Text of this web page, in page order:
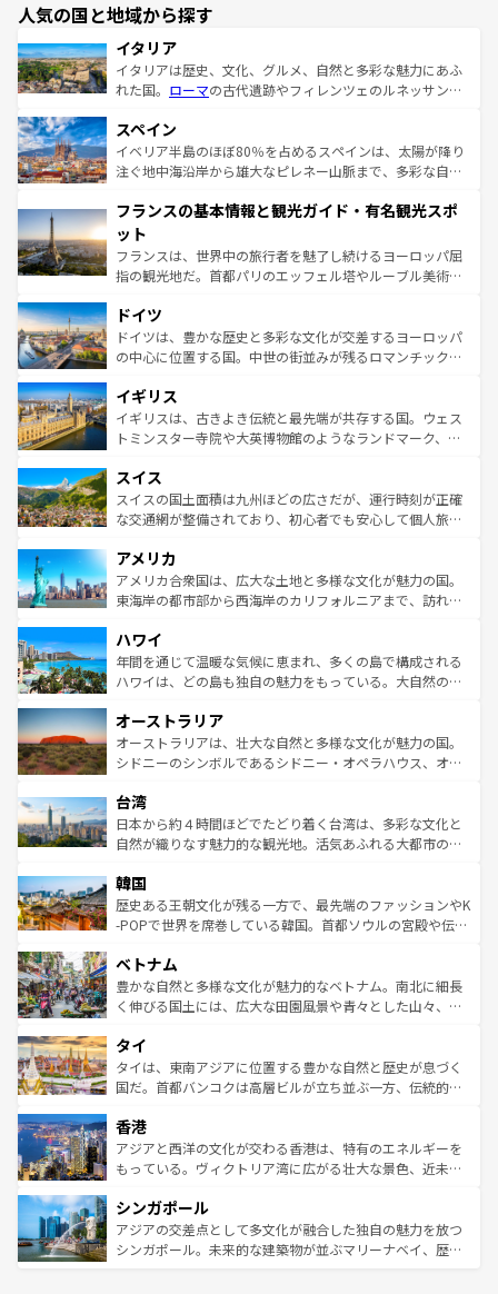
人気の国と地域から探す
イタリア
イタリアは歴史、文化、グルメ、自然と多彩な魅力にあふ
れた国。 ローマの古代遺跡やフィレンツェのルネッサンス
ろん、トスカーナの美しい田園風景やアマルフィ海岸の絶
景など、自然景観も見逃せない。観光の合間には、本場の
ピザやパスタなど、絶品のイタリア料理を堪能することも
ませてくれるイタリアで、忘れられない旅をしてみよう！
なお、新着のイタリア情報は
しい。
スペイン
イベリア半島のほぼ80％を占めるスペインは、太陽が降り
注ぐ地中海沿岸から雄大なピレネー山脈まで、多彩な自然
文化が根付くこの国では、情熱的なフラメンコ、熱気あふ
れる闘牛、そして美味しいタパスが生活の一部となってい
る。首都マドリードの洗練された雰囲気や、バルセロナの
アートに溢れた街角から、地方では古代ローマ遺跡や中世
せる。地方によって風土や気候が異なるスペインはその個
性で訪れる人を魅了する。 なお、新着のスペイン情報は コ
ンテンツ一覧を参照してほしい。
フランスの基本情報と観光ガイド・有名観光スポ
ット
フランスは、世界中の旅行者を魅了し続けるヨーロッパ屈
指の観光地だ。首都パリのエッフェル塔やルーブル美術館
で、幅広い魅力が詰まっている。華麗な宮殿、歴史的な大
聖堂、美しいビーチ、そして豊かな自然が、訪れる者を心
から魅了する。また、フランスは美食の国としても知ら
いる。シャンパンの発祥地であるランス、プロヴァンスの
香り高いラベンダー畑など、多彩な楽しみ方が可能だ。さ
らに、パリ以外の地域にも魅力が溢れており、どの街角に
れる地方に足を運ぶとそれぞれで全く異なる文化を体験で
きるだろう。 なお、新着のフランス情報はコンテンツ一覧
を参照してほしい。
ドイツ
ドイツは、豊かな歴史と多彩な文化が交差するヨーロッパ
の中心に位置する国。中世の街並みが残るロマンチック街
顔を持つこの国は、どこを歩いても飽きることがない。ベ
ルリンの文化的活気、バイエルン州のアルプスの絶景、そ
してライン川沿いのワイン畑といった風景は必見。ビール
は、お酒好きな人にはぜひ体験してほしい。 なお、新着の
ドイツ情報はコンテンツ一覧を参照してほしい。
イギリス
イギリスは、古きよき伝統と最先端が共存する国。ウェス
トミンスター寺院や大英博物館のようなランドマーク、歴
リアごとに異なる魅力がある。また、優雅なアフタヌーン
ティー、ビール好きにはたまらない英国パブ、サッカー観
戦など、本場だからこそできる体験も豊富。イギリスを旅
ンツ一覧を参照してほしい。
スイス
スイスの国土面積は九州ほどの広さだが、運行時刻が正確
な交通網が整備されており、初心者でも安心して個人旅行
の建物がそのまま残る町や、スイスならではのユニークな
博物館もあり、アルプス観光だけでなく町歩きも満喫する
ことができる。国民の所得が高いため物価も高いが、旅行
ば市内交通費無料で観光を楽しむこともできる。 なお、新
着のスイス情報はコンテンツ一覧 を参照してほしい。
アメリカ
アメリカ合衆国は、広大な土地と多様な文化が魅力の国。
東海岸の都市部から西海岸のカリフォルニアまで、訪れる
のような巨大都市は、観光、ショッピング、エンターテイ
ンメントが詰まった刺激的なスポットだ。一方、アメリカ
西部には大自然が広がり、グランドキャニオンやイエロー
部のニューオーリンズでは、音楽と美食が融合した独特の
文化が魅力。旅行者はアメリカの各地域で異なる魅力を楽
しみながら、その多様性と豊かな歴史を感じることができ
ならではの贅沢な旅のスタイルだ。 なお、新着のアメリカ
情報はコンテンツ一覧を参照してほしい。
ハワイ
年間を通じて温暖な気候に恵まれ、多くの島で構成される
ハワイは、どの島も独自の魅力をもっている。大自然の神
ワイ島は見逃せない。また、定番の観光地といえばオアフ
島だが、静かな自然を求めるならマウイ島やカウアイ島が
おすすめ。エメラルドグリーンに輝く海をはじめ、豊かな
れるおもてなしの心で訪れる人々を迎えてくれるハワイの
人々、おいしいローカルフードやハワイアンミュージッ
ク、伝統的なフラダンスなど、すべてがハワイの魅力を彩
ワイを、存分に味わってほしい。 なお、新着のハワイ情報
はコンテンツ一覧を参照してほしい。
オーストラリア
オーストラリアは、壮大な自然と多様な文化が魅力の国。
シドニーのシンボルであるシドニー・オペラハウス、オー
リアリーフや大陸中央部にそびえるウルル（エアーズロッ
ク）、タスマニアの美しい原生林やケアンズの熱帯雨林な
ど、見どころがたくさん。また、カフェやワイン、オージ
いる。アクティビティも充実しており、サーフィンやダイ
ビング、ハイキングなど、アウトドア好きにはたまらな
い。オーストラリアの多彩な魅力を存分に味わいつくそ
参照してほしい。
台湾
日本から約４時間ほどでたどり着く台湾は、多彩な文化と
自然が織りなす魅力的な観光地。活気あふれる大都市の台
ン）、静ひつな山岳地帯である台湾東部など、都市の喧騒
と山間の静けさが共存しており、訪れる人に新しい発見と
驚きをもたらしてくれる。また、奥深い台湾の食文化も魅
容にもいいと評判のスイーツなど、バラエティ豊かな料理
が味わえる。 なお、新着の台湾情報は コンテンツ一覧を参
照してほしい。
韓国
歴史ある王朝文化が残る一方で、最先端のファッションやK
-POPで世界を席巻している韓国。首都ソウルの宮殿や伝統
き、地方に足を延ばせば四季折々の自然美を楽しむことが
できる。そして、キムチや焼肉、絶品のストリートフード
まで、さまざまな韓国料理が待っている。夜には、韓国な
リティに包まれながら、韓国の多彩な魅力を心ゆくまで味
わってみてほしい。 なお、新着の韓国情報はコンテンツ一
覧を参照してほしい。
ベトナム
豊かな自然と多様な文化が魅力的なベトナム。南北に細長
く伸びる国土には、広大な田園風景や青々とした山々、世
急速な発展と共に伝統が息づく。ハノイの古い町並みやホ
ーチミン市のフランス統治時代の建物も、独特の雰囲気を
醸し出している。また、バラエティの豊かさとおいしさで
とつ。フォーやバインミー、ベトナムコーヒーなどは、ぜ
ひ現地で味わいたい。どの地域を訪れてもあたたかい人々
が旅行者を迎えてくれるので、きっと忘れられない旅にな
参照してほしい。
タイ
タイは、東南アジアに位置する豊かな自然と歴史が息づく
国だ。首都バンコクは高層ビルが立ち並ぶ一方、伝統的な
の活気が交差している。北部ではチェンマイなどの山岳地
帯で自然と触れ合い、南部ではプーケットやクラビの美し
いビーチでリゾート気分を楽しむことができる。タイ料理
激する。気候は一年中温暖で、どの季節にも異なる楽しみ
が待っている。親しみやすいタイの人々、仏教を中心とし
た文化、そして多様な観光資源が、訪れる旅人を魅了し続
香港
アジアと西洋の文化が交わる香港は、特有のエネルギーを
もっている。ヴィクトリア湾に広がる壮大な景色、近未来
み、どこを訪れても感動するはず。観光スポットが密集し
ており、効率よく見どころを回れるのも魅力。息をのむよ
うな絶景から文化的な体験まで、香港を存分に楽しみ尽く
シンガポール
アジアの交差点として多文化が融合した独自の魅力を放つ
シンガポール。未来的な建築物が並ぶマリーナベイ、歴史